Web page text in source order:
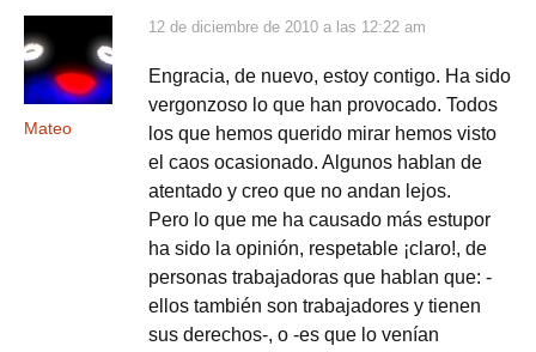
Mateo
12 de diciembre de 2010 a las 12:22 am
Engracia, de nuevo, estoy contigo. Ha sido
vergonzoso lo que han provocado. Todos
los que hemos querido mirar hemos visto
el caos ocasionado. Algunos hablan de
atentado y creo que no andan lejos.
Pero lo que me ha causado más estupor
ha sido la opinión, respetable ¡claro!, de
personas trabajadoras que hablan que: -
ellos también son trabajadores y tienen
sus derechos-, o -es que lo venían